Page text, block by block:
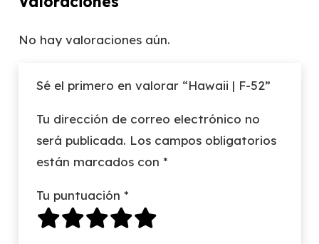
No hay valoraciones aún.
Sé el primero en valorar “Hawaii | F-52”
Tu dirección de correo electrónico no
será publicada. Los campos obligatorios
están marcados con *
Tu puntuación *